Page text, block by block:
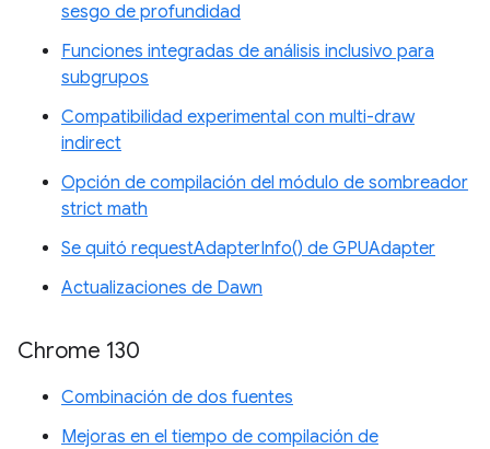
sesgo de profundidad
Funciones integradas de análisis inclusivo para
subgrupos
Compatibilidad experimental con multi-draw
indirect
Opción de compilación del módulo de sombreador
strict math
Se quitó requestAdapterInfo() de GPUAdapter
Actualizaciones de Dawn
Chrome 130
Combinación de dos fuentes
Mejoras en el tiempo de compilación de